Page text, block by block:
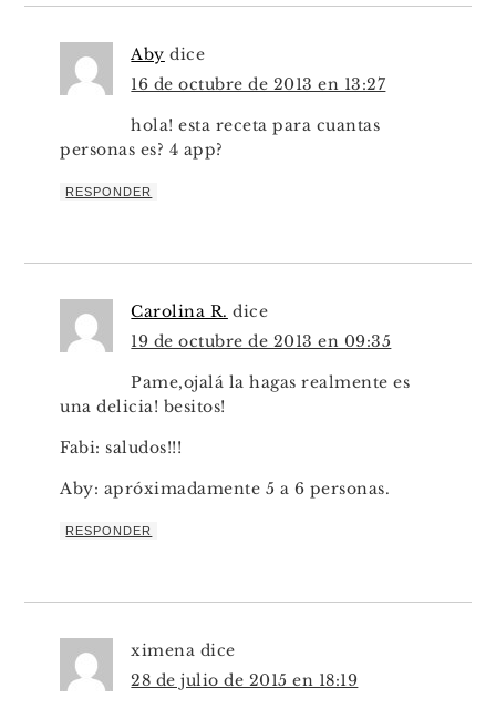
Aby dice
16 de octubre de 2013 en 13:27
hola! esta receta para cuantas
personas es? 4 app?
RESPONDER
Carolina R. dice
19 de octubre de 2013 en 09:35
Pame,ojalá la hagas realmente es
una delicia! besitos!
Fabi: saludos!!!
Aby: apróximadamente 5 a 6 personas.
RESPONDER
ximena dice
28 de julio de 2015 en 18:19